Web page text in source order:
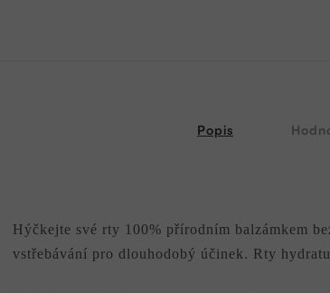
Popis
Hýčkejte své rty 100% přírodním balzámkem
vstřebávání pro dlouhodobý účinek. Rty